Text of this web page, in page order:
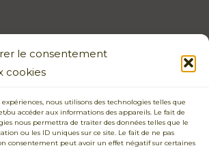
le consentement
cookies
nous utilisons des technologies telles que
ou accéder aux informations des appareils. Le fait de
nous permettra de traiter des données telles que le
ou les ID uniques sur ce site. Le fait de ne pas
consentement peut avoir un effet négatif sur certaines